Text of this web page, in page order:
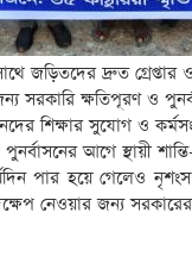
জড়িতদের দ্রুত
সরকারি ক্ষতিপূরণ ও
শিক্ষার সুযোগ ও
আগে স্থায়ী
পার হয়ে গেলেও
নেওয়ার জন্য